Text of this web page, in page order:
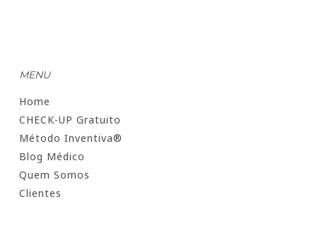
MENU
Home
CHECK-UP Gratuito
Método Inventiva®
Blog Médico
Quem Somos
Clientes